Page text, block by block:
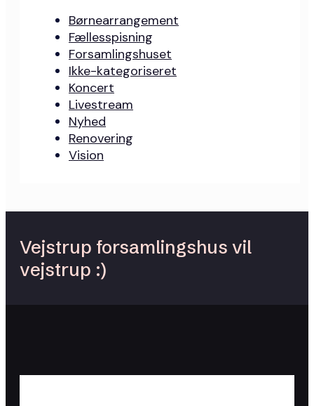
Børnearrangement
Fællesspisning
Forsamlingshuset
Ikke-kategoriseret
Koncert
Livestream
Nyhed
Renovering
Vision
Vejstrup forsamlingshus vil
vejstrup :)